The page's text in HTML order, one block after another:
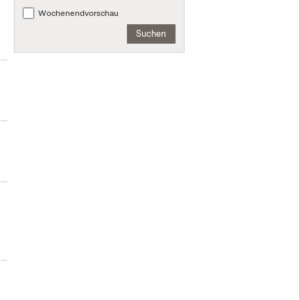
Wochenendvorschau
Suchen